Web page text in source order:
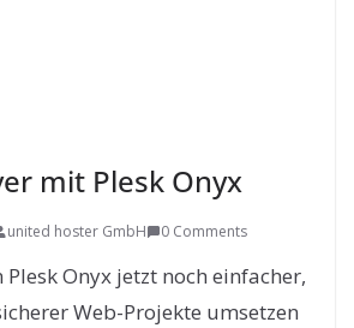
mit Plesk Onyx
united hoster GmbH 0 Comments
Onyx jetzt noch einfacher,
Web-Projekte umsetzen